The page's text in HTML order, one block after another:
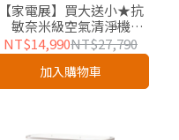
【家電展】買大送小★抗
敏奈米級空氣清淨機
(AC3033/86)-適用22坪
NT$14,990NT$27,790
加入購物車